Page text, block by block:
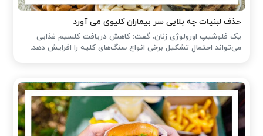
حذف لبنیات چه بلایی سر بیماران کلیوی می آورد
یک فلوشیپ اورولوژی زنان، گفت: کاهش دریافت کلسیم غذایی
می‌تواند احتمال تشکیل برخی انواع سنگ‌های کلیه را افزایش دهد.